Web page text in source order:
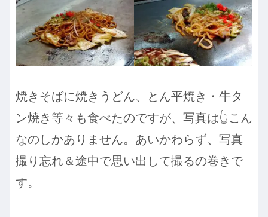
焼きそばに焼きうどん、とん平焼き・牛タ
ン焼き等々も食べたのですが、写真は👆こん
なのしかありません。あいかわらず、写真
撮り忘れ＆途中で思い出して撮るの巻きで
す。